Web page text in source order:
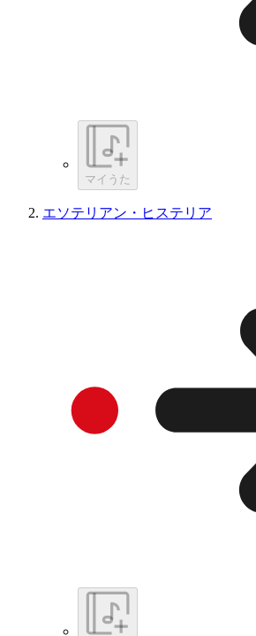
マイうた
エソテリアン・ヒステリア